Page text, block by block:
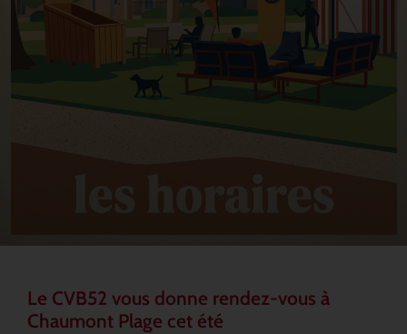
Le CVB52 vous donne rendez-vous à
Chaumont Plage cet été